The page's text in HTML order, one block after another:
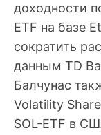
доходности
ETF на базе
сократить
данным TD
Балчунас
Volatility
SOL-ETF в